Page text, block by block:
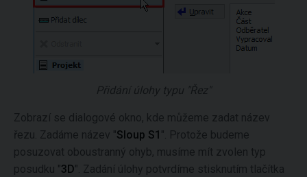
Přidání úlohy typu "Řez"
Zobrazí se dialogové okno, kde můžeme zadat název
řezu. Zadáme název "Sloup S1 ". Protože budeme
posuzovat oboustranný ohyb, musíme mít zvolen typ
posudku "3D". Zadání úlohy potvrdíme stisknutím tlačítka